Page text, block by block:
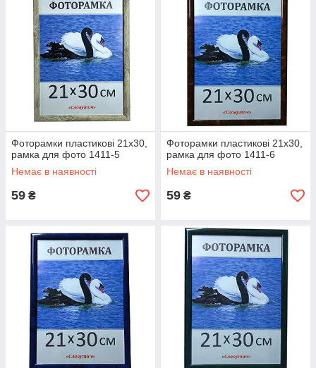
Фоторамки пластикові 21х30,
рамка для фото 1411-5
Немає в наявності
59 ₴
Фоторамки пластикові 21х30,
рамка для фото 1411-6
Немає в наявності
59 ₴